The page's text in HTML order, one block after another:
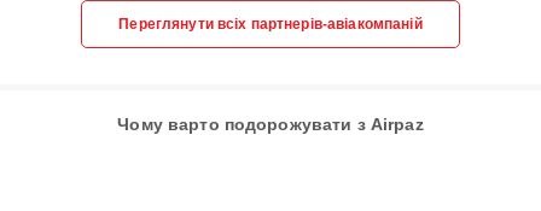
Переглянути всіх партнерів-авіакомпаній
Чому варто подорожувати з Airpaz